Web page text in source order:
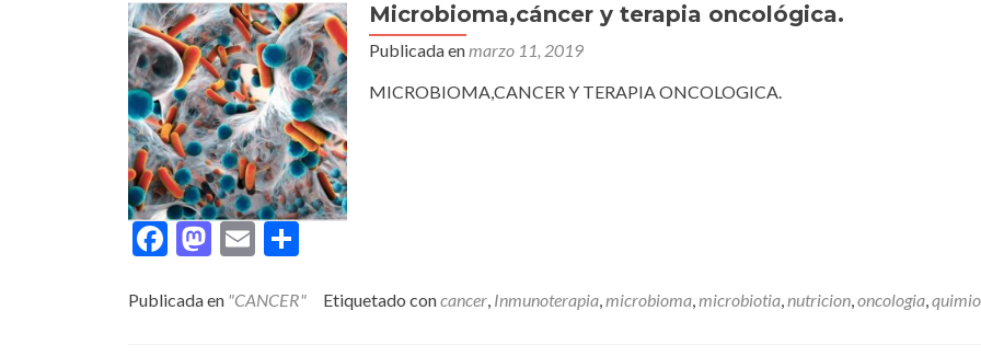
Microbioma,cáncer y terapia oncológica.
Publicada enmarzo 11, 2019
MICROBIOMA,CANCER Y TERAPIA ONCOLOGICA.
Facebook
Mastodon
Email
Publicada en "CANCER" Etiquetado concancer, Inmunoterapia,microbioma,microbiotia,nutricion,oncologia,